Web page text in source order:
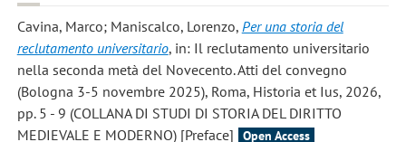
Cavina, Marco; Maniscalco, Lorenzo, Per una storia del
reclutamento universitario, in: Il reclutamento universitario
nella seconda metà del Novecento. Atti del convegno
(Bologna 3-5 novembre 2025), Roma, Historia et Ius, 2026,
pp. 5 - 9 (COLLANA DI STUDI DI STORIA DEL DIRITTO
MEDIEVALE E MODERNO) [Preface]
Open Access